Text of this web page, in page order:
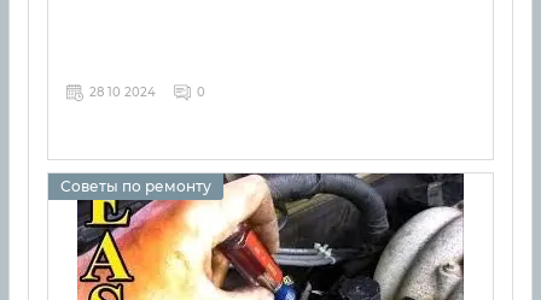
28 10 2024 0
Советы по ремонту